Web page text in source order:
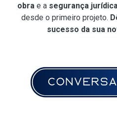
obrae a segurança
desde o primeiro projeto.
sucesso da sua